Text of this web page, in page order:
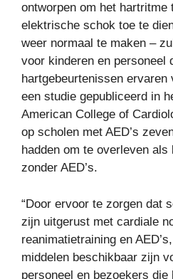
ontworpen om het hartritme
elektrische schok toe te
weer normaal te maken –
voor kinderen en personeel
hartgebeurtenissen
een studie gepubliceerd in
American College of
op scholen met AED’s
hadden om te overleven
zonder AED’s.
“Door ervoor te zorgen dat
zijn uitgerust met cardiale
reanimatietraining en
middelen beschikbaar zijn
personeel en bezoekers